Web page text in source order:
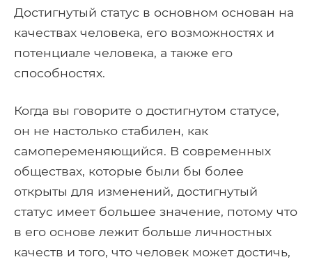
Достигнутый статус в основном основан на
качествах человека, его возможностях и
потенциале человека, а также его
способностях.
Когда вы говорите о достигнутом статусе,
он не настолько стабилен, как
самопеременяющийся. В современных
обществах, которые были бы более
открыты для изменений, достигнутый
статус имеет большее значение, потому что
в его основе лежит больше личностных
качеств и того, что человек может достичь,